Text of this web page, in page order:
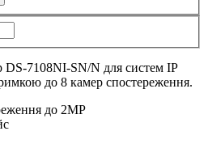
DS-7108NI-SN/N для систем IP
до 8 камер спостереження.
до 2MP